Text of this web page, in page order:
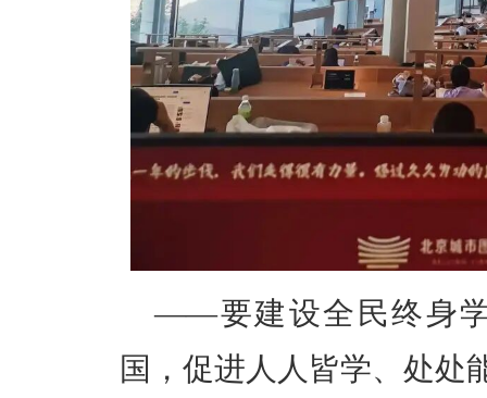
——要建设全民终身
国 ，促进人人皆学、处处